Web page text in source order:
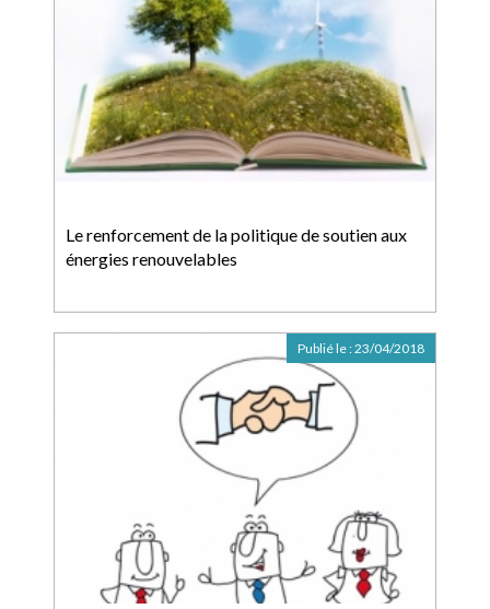
Le renforcement de la politique de soutien aux
énergies renouvelables
Publié le :23/04/2018